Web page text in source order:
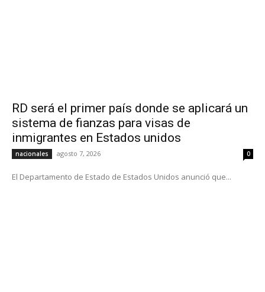
RD será el primer país donde se aplicará un
sistema de fianzas para visas de
inmigrantes en Estados unidos
nacionales agosto 7, 2026 0
El Departamento de Estado de Estados Unidos anunció que...